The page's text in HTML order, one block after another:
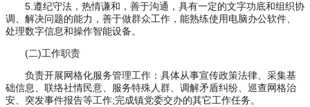
5.遵纪守法，热情谦和，善于沟通，具有一定的文字功底和组织协
调、解决问题的能力，善于做群众工作，能熟练使用电脑办公软件、
处理数字信息和操作智能设备。
(二)工作职责
负责开展网格化服务管理工作：具体从事宣传政策法律、采集基
础信息、联络社情民意、服务特殊人群、调解矛盾纠纷、巡查网格治
安、突发事件报告等工作;完成镇党委交办的其它工作任务。